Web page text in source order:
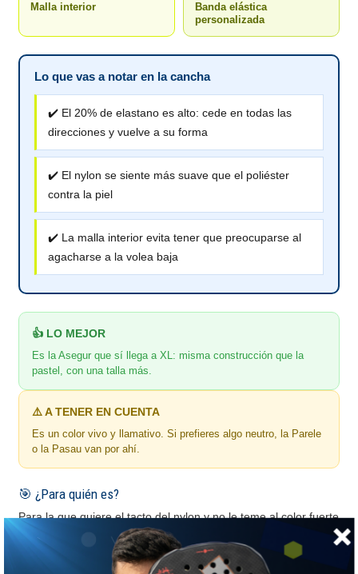
Malla interior
Banda elástica
personalizada
Lo que vas a notar en la cancha
✔️ El 20% de elastano es alto: cede en todas las
direcciones y vuelve a su forma
✔️ El nylon se siente más suave que el poliéster
contra la piel
✔️ La malla interior evita tener que preocuparse al
agacharse a la volea baja
👍 LO MEJOR
Es la Asegur que sí llega a XL: misma construcción que la
pastel, con una talla más.
⚠️ A TENER EN CUENTA
Es un color vivo y llamativo. Si prefieres algo neutro, la Parele
o la Pasau van por ahí.
🎯 ¿Para quién es?
Para la que quiere el tacto del nylon y no le teme al color fuerte
en cancha.